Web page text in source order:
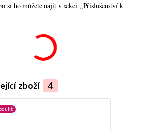
si ho můžete najít v sekci ,,Příslušenství k
zboží 4